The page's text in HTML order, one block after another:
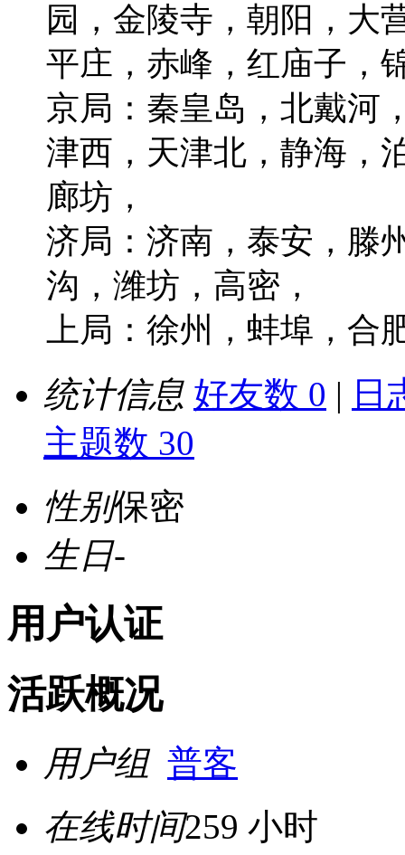
园，金陵寺，朝阳，大
平庄，赤峰，红庙子，
京局：秦皇岛，北戴河
津西，天津北，静海，
廊坊，
济局：济南，泰安，滕
沟，潍坊，高密，
上局：徐州，蚌埠，合
统计信息 好友数 0 | 日
主题数 30
性别保密
生日-
用户认证
活跃概况
用户组 普客
在线时间259 小时